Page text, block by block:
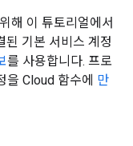
해 이 튜토리얼에서
된 기본 서비스 계정
를 사용합니다. 프로
을 Cloud 함수에 만